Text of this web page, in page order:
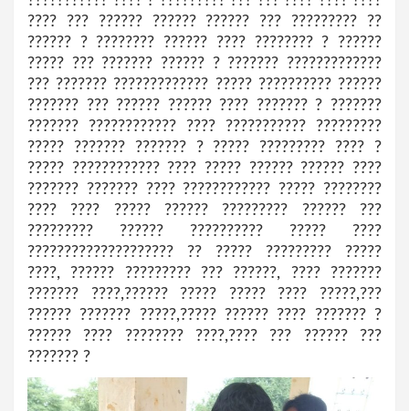
???? ??? ?????? ?????? ?????? ??? ????????? ??
?????? ? ???????? ?????? ???? ???????? ? ??????
????? ??? ??????? ?????? ? ??????? ?????????????
??? ??????? ????????????? ????? ?????????? ??????
??????? ??? ?????? ?????? ???? ??????? ? ???????
??????? ???????????? ???? ??????????? ?????????
????? ??????? ??????? ? ????? ????????? ???? ?
????? ???????????? ???? ????? ?????? ?????? ????
??????? ??????? ???? ???????????? ????? ????????
???? ???? ????? ?????? ????????? ?????? ???
????????? ?????? ?????????? ????? ????
???????????????????? ?? ????? ????????? ?????
????, ?????? ????????? ??? ??????, ???? ???????
??????? ????,?????? ????? ????? ???? ?????,???
?????? ??????? ?????,????? ?????? ???? ??????? ?
?????? ???? ???????? ????,???? ??? ?????? ???
??????? ?